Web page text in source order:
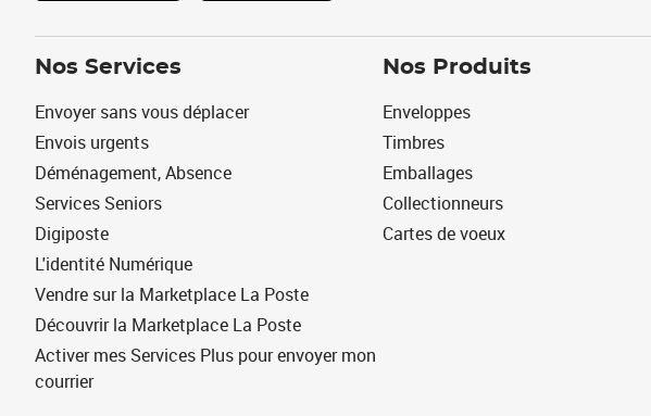
Nos Services
Envoyer sans vous déplacer
Envois urgents
Déménagement, Absence
Services Seniors
Digiposte
L'identité Numérique
Vendre sur la Marketplace La Poste
Découvrir la Marketplace La Poste
Activer mes Services Plus pour envoyer mon
courrier
Nos Produits
Enveloppes
Timbres
Emballages
Collectionneurs
Cartes de voeux